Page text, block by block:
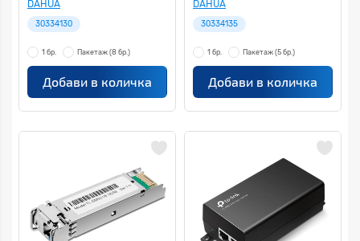
DAHUA
30334130
1 бр. Пакетаж (8 бр.)
Добави в количка
DAHUA
30334135
1 бр. Пакетаж (5 бр.)
Добави в количка